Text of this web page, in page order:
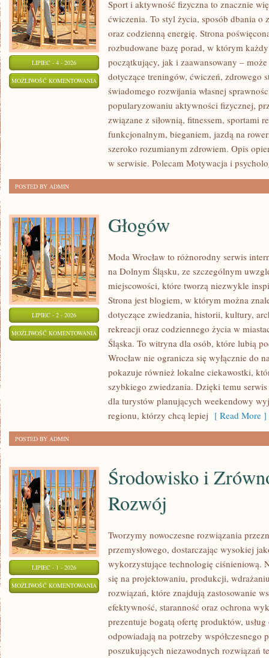
LIPIEC - 4 - 2026
MOŻLIWOŚĆ KOMENTOWANIA LIFESTYLE
INSPIRACJE
Sport i aktywność fizyczna to znacznie
ćwiczenia. To styl życia, sposób dbania o
oraz codzienną energię. Strona
rozbudowane bazę porad, w którym
początkujący, jak i zaawansowany –
dotyczące treningów, ćwiczeń, zdrowego
świadomego rozwijania własnej
popularyzowaniu aktywności fizycznej,
związane z siłownią, fitnessem, sportami
funkcjonalnym, bieganiem, jazdą na
szeroko rozumianym zdrowiem. Opis
w serwisie. Polecam Motywacja i
POSTED BY ADMIN
LIPIEC - 2 - 2026
MOŻLIWOŚĆ KOMENTOWANIA GŁOGÓW
Głogów
Moda Wrocław to różnorodny serwis
na Dolnym Śląsku, ze szczególnym
miejscowości, które tworzą niezwykle
Strona jest blogiem, w którym można
dotyczące zwiedzania, historii, kultury,
rekreacji oraz codziennego życia w
Śląska. To witryna dla osób, które lubią
Wrocław nie ogranicza się wyłącznie do
pokazuje również lokalne ciekawostki,
szybkiego zwiedzania. Dzięki temu
dla turystów planujących weekendowy
regionu, którzy chcą lepiej [ Read More ]
POSTED BY ADMIN
LIPIEC - 1 - 2026
MOŻLIWOŚĆ KOMENTOWANIA ŚRODOWISKO
ZRÓWNOWAŻONY
Środowisko i
Rozwój
Tworzymy nowoczesne rozwiązania
przemysłowego, dostarczając wysokiej
wykorzystujące technologię ciśnieniową.
się na projektowaniu, produkcji,
rozwiązań, które znajdują zastosowanie
efektywność, staranność oraz ochrona
prezentuje bogatą ofertę produktów,
odpowiadają na potrzeby współczesnego
poszukujących niezawodnych rozwiązań